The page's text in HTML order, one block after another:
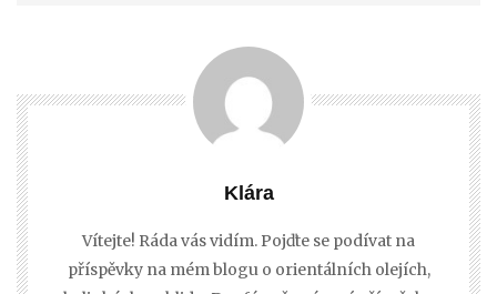
Klára
Vítejte! Ráda vás vidím. Pojďte se podívat na
příspěvky na mém blogu o orientálních olejích,